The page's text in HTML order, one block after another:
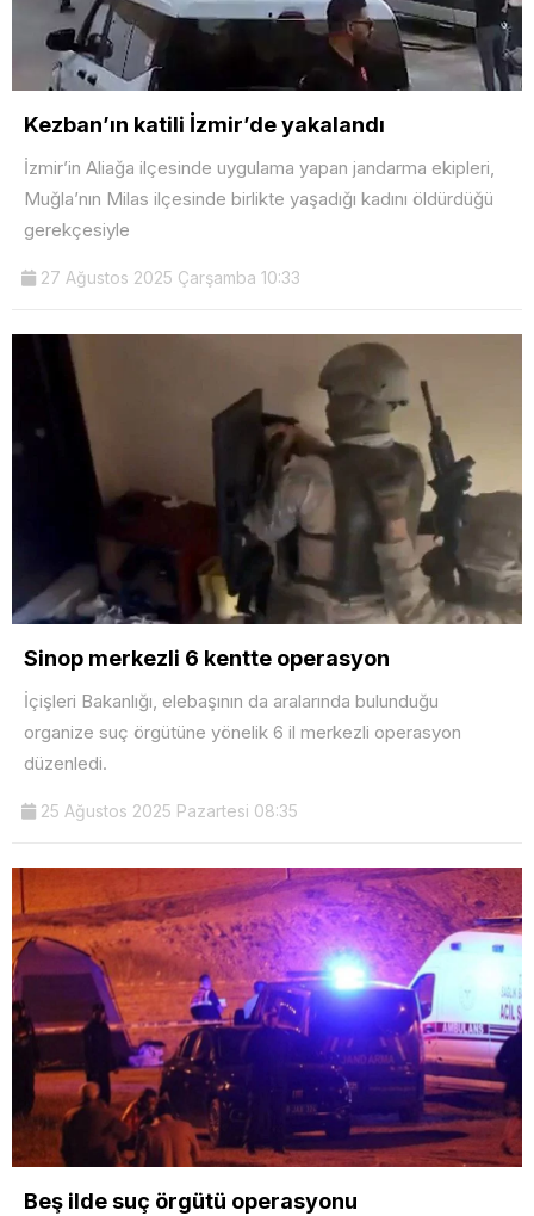
Kezban’ın katili İzmir’de yakalandı
İzmir’in Aliağa ilçesinde uygulama yapan jandarma ekipleri,
Muğla’nın Milas ilçesinde birlikte yaşadığı kadını öldürdüğü
gerekçesiyle
27 Ağustos 2025 Çarşamba 10:33
Sinop merkezli 6 kentte operasyon
İçişleri Bakanlığı, elebaşının da aralarında bulunduğu
organize suç örgütüne yönelik 6 il merkezli operasyon
düzenledi.
25 Ağustos 2025 Pazartesi 08:35
Beş ilde suç örgütü operasyonu